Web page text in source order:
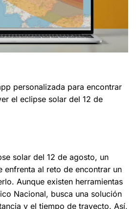
personalizada para encontrar
el eclipse solar del 12 de
solar del 12 de agosto, un
enfrenta al reto de encontrar un
Aunque existen herramientas
Nacional, busca una solución
y el tiempo de trayecto. Así,